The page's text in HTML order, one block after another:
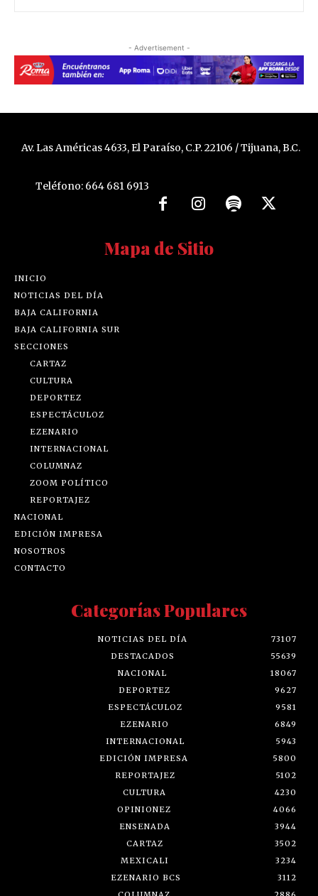
- Advertisement -
Av. Las Américas 4633, El Paraíso, C.P. 22106 / Tijuana, B.C.
Teléfono: 664 681 6913
Mapa de Sitio
INICIO
NOTICIAS DEL DÍA
BAJA CALIFORNIA
BAJA CALIFORNIA SUR
SECCIONES
CARTAZ
CULTURA
DEPORTEZ
ESPECTÁCULOZ
EZENARIO
INTERNACIONAL
COLUMNAZ
ZOOM POLÍTICO
REPORTAJEZ
NACIONAL
EDICIÓN IMPRESA
NOSOTROS
CONTACTO
Categorías Populares
NOTICIAS DEL DÍA
73107
DESTACADOS
55639
NACIONAL
18067
DEPORTEZ
9627
ESPECTÁCULOZ
9581
EZENARIO
6849
INTERNACIONAL
5943
EDICIÓN IMPRESA
5800
REPORTAJEZ
5102
CULTURA
4230
OPINIONEZ
4066
ENSENADA
3944
CARTAZ
3502
MEXICALI
3234
EZENARIO BCS
3112